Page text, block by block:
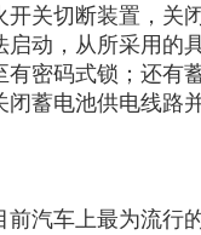
开关切断装置，关
启动，从所采用的
有密码式锁；还有
闭蓄电池供电线路
汽车上最为流行